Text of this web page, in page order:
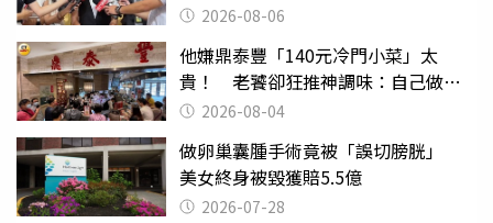
2026-08-06
他嫌鼎泰豐「140元冷門小菜」太
貴！ 老饕卻狂推神調味：自己做不
出來2026-08-04
做卵巢囊腫手術竟被「誤切膀胱」
美女終身被毀獲賠5.5億
2026-07-28